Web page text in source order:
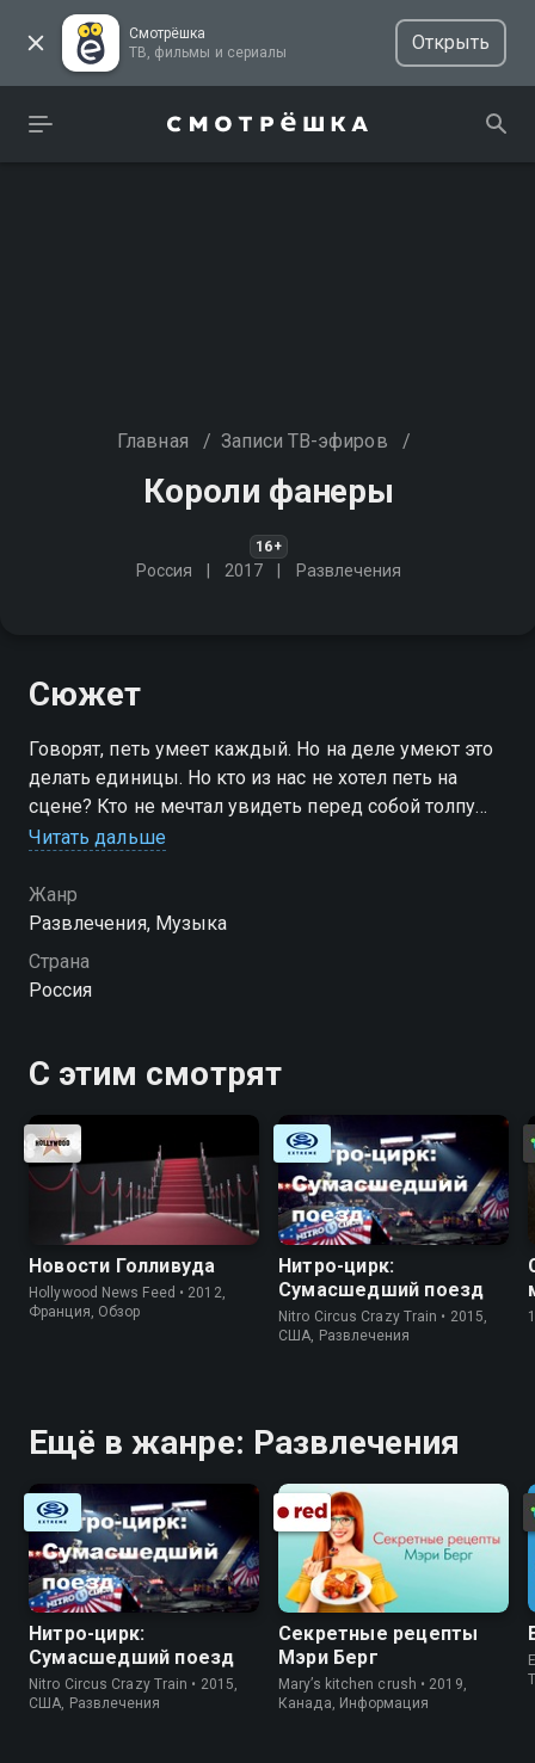
Смотрёшка
ТВ, фильмы и сериалы
Открыть
Главная / Записи ТВ-эфиров /
Короли фанеры
16+
Россия 2017 Развлечения
Сюжет
Говорят, петь умеет каждый. Но на деле умеют это
делать единицы. Но кто из нас не хотел петь на
сцене? Кто не мечтал увидеть перед собой толпу
фанатов? "Короли фанеры" - долгожданная
Читать дальше
Жанр
Развлечения, Музыка
Страна
Россия
С этим смотрят
Новости Голливуда
Hollywood News Feed • 2012,
Франция, Обзор
Нитро-цирк:
Сумасшедший поезд
Nitro Circus Crazy Train • 2015,
США, Развлечения
Ещё в жанре: Развлечения
Нитро-цирк:
Сумасшедший поезд
Nitro Circus Crazy Train • 2015,
США, Развлечения
Секретные рецепты
Мэри Берг
Mary’s kitchen crush • 2019,
Канада, Информация